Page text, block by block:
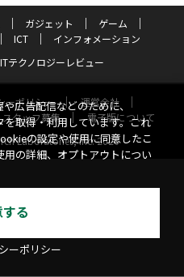
ガジェット
ゲーム
ICT
インフォメーション
テクノロジーレビュー
ーポリシー
運営会社
スタッフ募集
電子版について
Laboratories, Inc. 2026
広告配信などのために、
取得・利用しています。これ
の設定や使用に同意したこ
用の詳細、オプトアウトについ
る
ーポリシー